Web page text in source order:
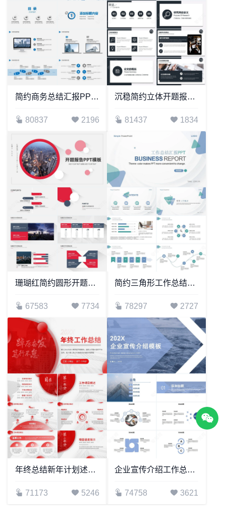
简约商务总结汇报PPT模板工作总结计划述职报告公开课说课
80837 2196
沉稳简约立体开题报告PPT模板
81437 1834
珊瑚红简约圆形开题报告PPT模板
67583 7734
简约三角形工作总结汇报述职报告PPT模板宣传PPT动态PPT
78297 2727
年终总结新年计划述职报告通用PPT模板(21)
71173 5246
企业宣传介绍工作总结通用PPT模板
74758 3621